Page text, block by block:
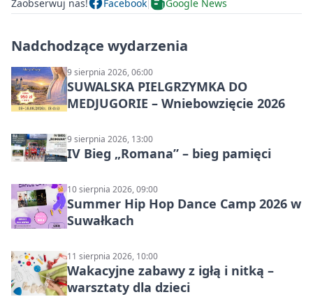
Zaobserwuj nas! Facebook Google News
Nadchodzące wydarzenia
9 sierpnia 2026, 06:00
SUWALSKA PIELGRZYMKA DO
MEDJUGORIE – Wniebowzięcie 2026
9 sierpnia 2026, 13:00
IV Bieg „Romana” – bieg pamięci
10 sierpnia 2026, 09:00
Summer Hip Hop Dance Camp 2026 w
Suwałkach
11 sierpnia 2026, 10:00
Wakacyjne zabawy z igłą i nitką –
warsztaty dla dzieci